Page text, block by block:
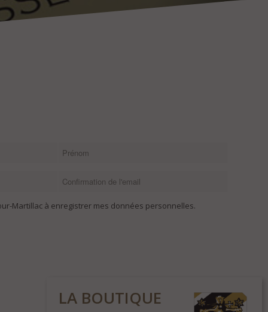
Martillac à enregistrer mes données personnelles.
LA BOUTIQUE